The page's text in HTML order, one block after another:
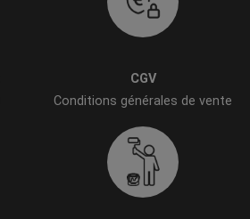
CGV
Conditions générales de vente